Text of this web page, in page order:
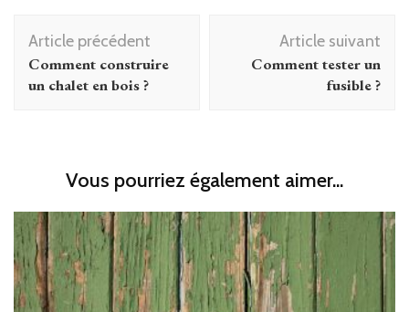
Navigation
d'article
Article précédent
Comment construire
un chalet en bois ?
Article suivant
Comment tester un
fusible ?
Vous pourriez également aimer...